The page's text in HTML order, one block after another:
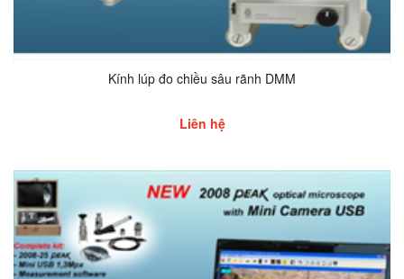
Kính lúp đo chiều sâu rãnh DMM
Liên hệ